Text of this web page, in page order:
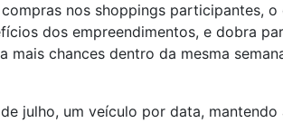
nos shoppings participantes,
dos empreendimentos, e dobra
mais chances dentro da mesma
julho, um veículo por data,